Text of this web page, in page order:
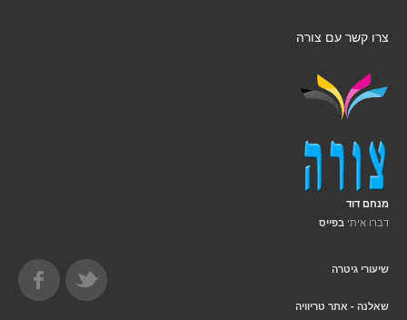
צרו קשר עם צורה
מנחם דוד
דברו איתי בפייס
שיעורי גיטרה
שאלנה - אתר טריוויה